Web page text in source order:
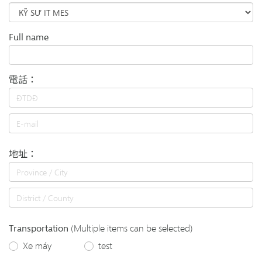
Full name
電話：
地址：
Transportation (Multiple items can be selected)
Xe máy
test